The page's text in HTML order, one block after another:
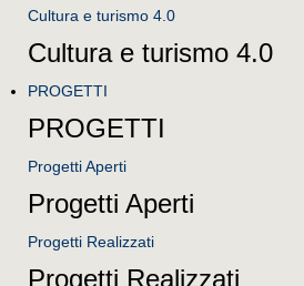
Cultura e turismo 4.0
Cultura e turismo 4.0
PROGETTI
PROGETTI
Progetti Aperti
Progetti Aperti
Progetti Realizzati
Progetti Realizzati